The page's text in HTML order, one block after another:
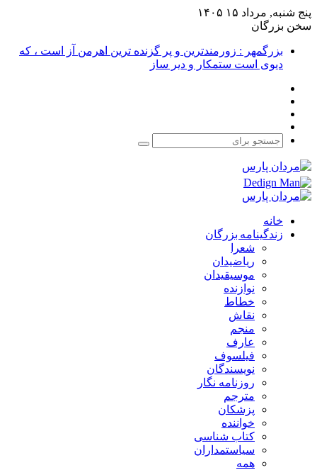
پنج شنبه, مرداد ۱۵ ۱۴۰۵
سخن بزرگان
بزرگمهر : زورمندترین و پر گزنده ترین اهرمن آز است ، که
دیوی است ستمکار و دیر ساز
جستجو
خانه
زندگینامه بزرگان
شعرا
ریاضیدان
موسیقیدان
نوازنده
خطاط
نقاش
منجم
عارف
فیلسوف
نویسندگان
روزنامه نگار
مترجم
پزشکان
خواننده
کتاب شناسی
سیاستمداران
همه